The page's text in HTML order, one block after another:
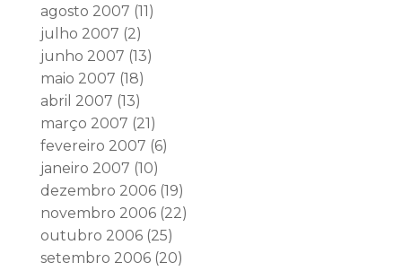
agosto 2007 (11)
julho 2007 (2)
junho 2007 (13)
maio 2007 (18)
abril 2007 (13)
março 2007 (21)
fevereiro 2007 (6)
janeiro 2007 (10)
dezembro 2006(19)
novembro 2006(22)
outubro 2006(25)
setembro 2006(20)